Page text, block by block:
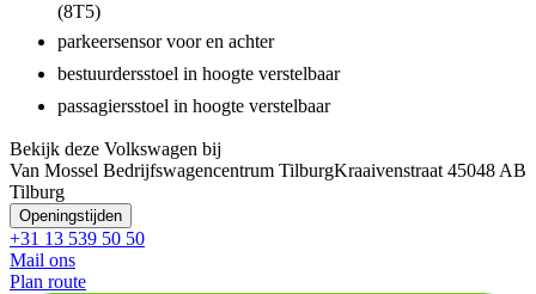
(8T5)
parkeersensor voor en achter
bestuurdersstoel in hoogte verstelbaar
passagiersstoel in hoogte verstelbaar
Bekijk deze Volkswagen bij
Van Mossel Bedrijfswagencentrum TilburgKraaivenstraat 45048 AB
Tilburg
Openingstijden
+31 13 539 50 50
Mail ons
Plan route